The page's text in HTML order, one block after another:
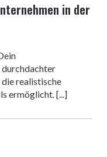
in der
durchdachter
die realistische
ermöglicht. [...]